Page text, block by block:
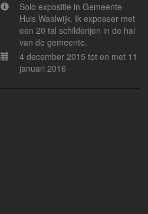
Solo expositie in Gemeente
Huis Waalwijk. Ik exposeer met
een 20 tal schilderijen in de hal
van de gemeente.
4 december 2015 tot en met 11
januari 2016